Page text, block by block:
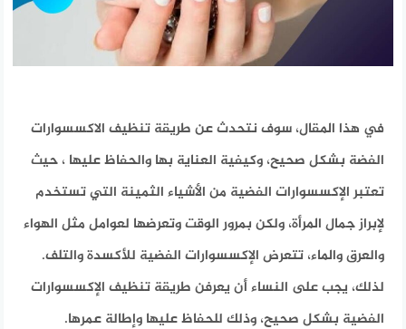
في هذا المقال، سوف نتحدث عن طريقة تنظيف الاكسسوارات
الفضة بشكل صحيح، وكيفية العناية بها والحفاظ عليها ، حيث
تعتبر الإكسسوارات الفضية من الأشياء الثمينة التي تستخدم
لإبراز جمال المرأة، ولكن بمرور الوقت وتعرضها لعوامل مثل الهواء
والعرق والماء، تتعرض الإكسسوارات الفضية للأكسدة والتلف.
لذلك، يجب على النساء أن يعرفن طريقة تنظيف الإكسسوارات
الفضية بشكل صحيح، وذلك للحفاظ عليها وإطالة عمرها.